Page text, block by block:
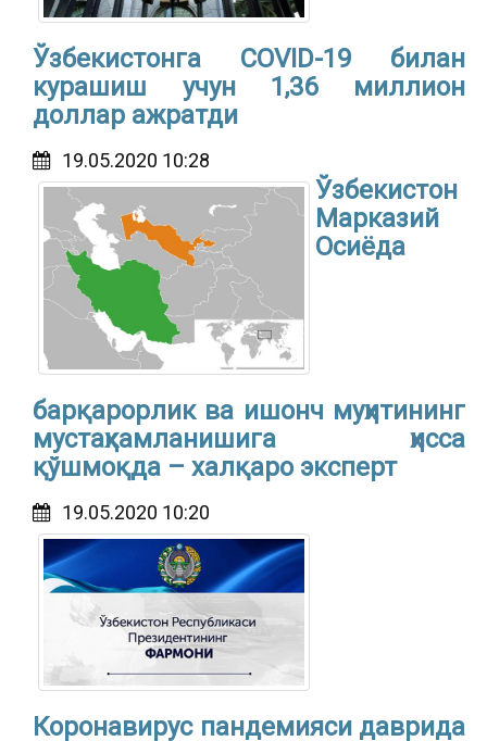
Ўзбекистонга COVID-19 билан
курашиш учун 1,36 миллион
доллар ажратди
19.05.2020 10:28
Ўзбекистон
Марказий
Осиёда
барқарорлик ва ишонч муҳитининг
мустаҳкамланишига ҳисса
қўшмоқда – халқаро эксперт
19.05.2020 10:20
Коронавирус пандемияси даврида